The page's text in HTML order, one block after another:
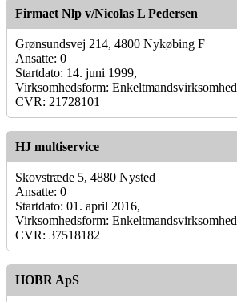
Firmaet Nlp v/Nicolas L Pedersen
Grønsundsvej 214, 4800 Nykøbing F
Ansatte: 0
Startdato: 14. juni 1999,
Virksomhedsform: Enkeltmandsvirksomhed
CVR: 21728101
HJ multiservice
Skovstræde 5, 4880 Nysted
Ansatte: 0
Startdato: 01. april 2016,
Virksomhedsform: Enkeltmandsvirksomhed
CVR: 37518182
HOBR ApS